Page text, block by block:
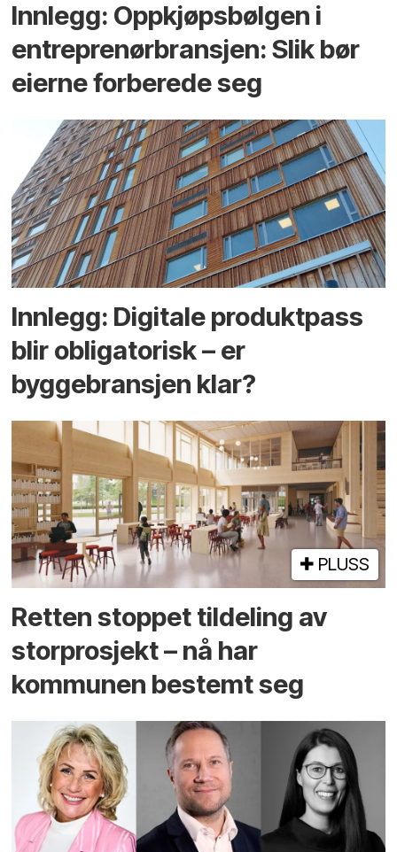
Innlegg: Oppkjøps­bølgen i
entreprenør­bransjen: Slik bør
eierne forberede seg
Innlegg: Digitale produktpass
blir obligatorisk – er
byggebransjen klar?
PLUSS
Retten stoppet tildeling av
storprosjekt – nå har
kommunen bestemt seg